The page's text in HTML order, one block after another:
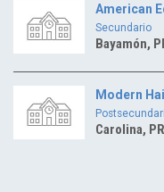
American
Secundario
Bayamón,
Modern
Carolina, PR